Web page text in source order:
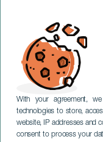
With your agreement,
technologies to store,
website, IP addresses and
consent to process your
TENERIFE